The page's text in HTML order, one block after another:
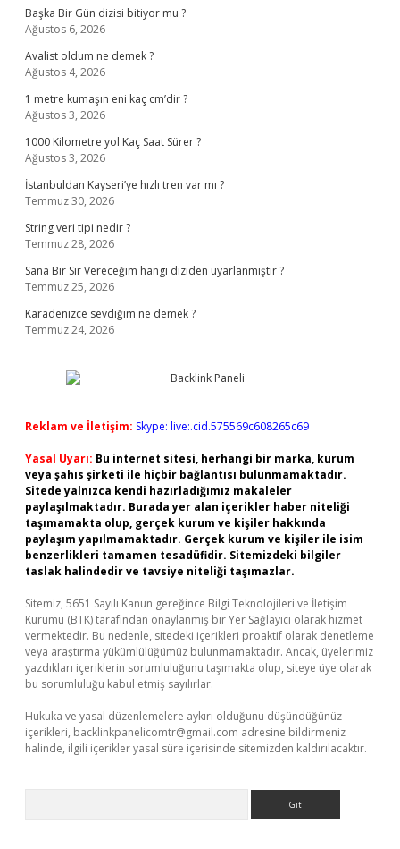
Başka Bir Gün dizisi bitiyor mu ?
Ağustos 6, 2026
Avalist oldum ne demek ?
Ağustos 4, 2026
1 metre kumaşın eni kaç cm’dir ?
Ağustos 3, 2026
1000 Kilometre yol Kaç Saat Sürer ?
Ağustos 3, 2026
İstanbuldan Kayseri’ye hızlı tren var mı ?
Temmuz 30, 2026
String veri tipi nedir ?
Temmuz 28, 2026
Sana Bir Sır Vereceğim hangi diziden uyarlanmıştır ?
Temmuz 25, 2026
Karadenizce sevdiğim ne demek ?
Temmuz 24, 2026
Reklam ve İletişim: Skype: live:.cid.575569c608265c69
Yasal Uyarı: Bu internet sitesi, herhangi bir marka, kurum
veya şahıs şirketi ile hiçbir bağlantısı bulunmamaktadır.
Sitede yalnızca kendi hazırladığımız makaleler
paylaşılmaktadır. Burada yer alan içerikler haber niteliği
taşımamakta olup, gerçek kurum ve kişiler hakkında
paylaşım yapılmamaktadır. Gerçek kurum ve kişiler ile isim
benzerlikleri tamamen tesadüfidir. Sitemizdeki bilgiler
taslak halindedir ve tavsiye niteliği taşımazlar.
Sitemiz, 5651 Sayılı Kanun gereğince Bilgi Teknolojileri ve İletişim
Kurumu (BTK) tarafından onaylanmış bir Yer Sağlayıcı olarak hizmet
vermektedir. Bu nedenle, sitedeki içerikleri proaktif olarak denetleme
veya araştırma yükümlülüğümüz bulunmamaktadır. Ancak, üyelerimiz
yazdıkları içeriklerin sorumluluğunu taşımakta olup, siteye üye olarak
bu sorumluluğu kabul etmiş sayılırlar.
Hukuka ve yasal düzenlemelere aykırı olduğunu düşündüğünüz
içerikleri, backlinkpanelicomtr@gmail.com adresine bildirmeniz
halinde, ilgili içerikler yasal süre içerisinde sitemizden kaldırılacaktır.